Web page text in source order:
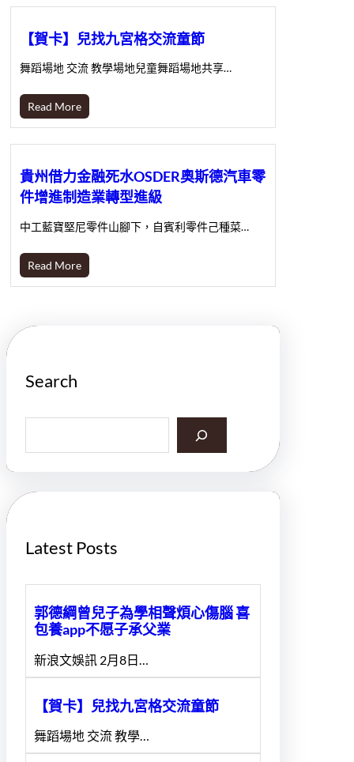
【賀卡】兒找九宮格交流童節
舞蹈場地 交流 教學場地兒童舞蹈場地共享…
Read More
貴州借力金融死水OSDER奧斯德汽車零
件增進制造業轉型進級
中工藍寶堅尼零件山腳下，自賓利零件己種菜…
Read More
Search
a
h
Latest Posts
郭德綱曾兒子為學相聲煩心傷腦 喜
包養app不愿子承父業
新浪文娛訊 2月8日…
【賀卡】兒找九宮格交流童節
舞蹈場地 交流 教學…